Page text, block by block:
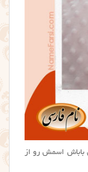
باباش اسمش رو از